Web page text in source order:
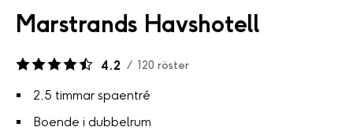
Marstrands Havshotell
4.2 / 120 röster
2,5 timmar spaentré
Boende i dubbelrum